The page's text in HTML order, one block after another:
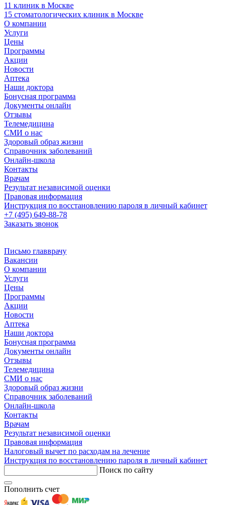
11 клиник в Москве
15 стоматологических клиник в Москве
О компании
Услуги
Цены
Программы
Акции
Новости
Аптека
Наши доктора
Бонусная программа
Документы онлайн
Отзывы
Телемедицина
СМИ о нас
Здоровый образ жизни
Справочник заболеваний
Онлайн-школа
Контакты
Врачам
Результат независимой оценки
Правовая информация
Инструкция по восстановлению пароля в личный кабинет
+7 (495) 649-88-78
Заказать звонок
Письмо главврачу
Вакансии
О компании
Услуги
Цены
Программы
Акции
Новости
Аптека
Наши доктора
Бонусная программа
Документы онлайн
Отзывы
Телемедицина
СМИ о нас
Здоровый образ жизни
Справочник заболеваний
Онлайн-школа
Контакты
Врачам
Результат независимой оценки
Правовая информация
Налоговый вычет по расходам на лечение
Инструкция по восстановлению пароля в личный кабинет
Поиск по сайту
Пополнить счет